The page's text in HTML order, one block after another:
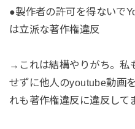
●製作者の許可を得ないで
は立派な著作権違反
→これは結構やりがち。私
せずに他人のyoutube動画
れも著作権違反に違反して